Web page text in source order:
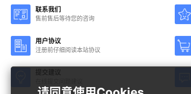
联系我们
售前售后等待您的咨询
用户协议
注册前仔细阅读本站协议
提交建议